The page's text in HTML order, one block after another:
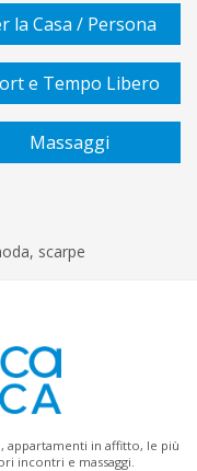
la Casa / Persona
e Tempo Libero
Massaggi
scarpe
appartamenti in affitto, le più
incontri e massaggi.